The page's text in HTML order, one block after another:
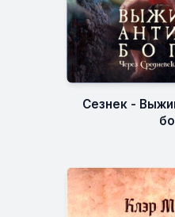
Сезнек -